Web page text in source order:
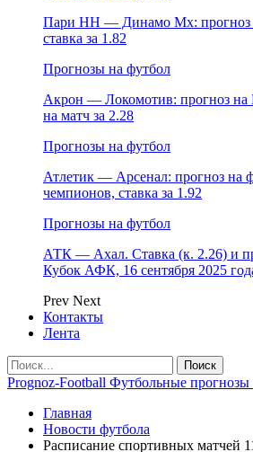
Пари НН — Динамо Мх: прогноз
ставка за 1.82
Прогнозы на футбол
Акрон — Локомотив: прогноз на
на матч за 2.28
Прогнозы на футбол
Атлетик — Арсенал: прогноз на
чемпионов, ставка за 1.92
Прогнозы на футбол
АТК — Ахал. Ставка (к. 2.26) и
Кубок АФК, 16 сентября 2025
Prev Next
Контакты
Лента
Prognoz-Football Футбольные прогнозы
Главная
Новости футбола
Расписание спортивных матчей